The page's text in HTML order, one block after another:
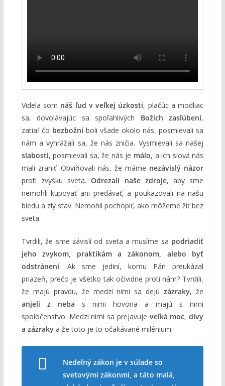
Videla som náš ľud v veľkej úzkosti, plačúc a modliac
sa, dovolávajúc sa spoľahlivých Božích zasľúbení,
zatiaľ čo bezbožníboli všade okolo nás, posmievali sa
nám a vyhrážali sa, že nás zničia. Vysmievali sa našej
slabosti, posmievali sa, že nás je málo, a ich slová nás
mali zraniť. Obviňovali nás, že máme nezávislý názor
proti zvyšku sveta.Odrezali naše zdroje, aby sme
nemohli kupovať ani predávať, a poukazovali na našu
biedu a zlý stav. Nemohli pochopiť, ako môžeme žiť bez
sveta.
Tvrdili, že sme závislí od sveta a musíme sa podriadiť
jeho zvykom, praktikám a zákonom, alebo byť
odstránení. Ak sme jediní, komu Pán preukázal
priazeň, prečo je všetko tak očividne proti nám? Tvrdili,
že majú pravdu, že medzi nimi sa dejúzázraky, že
anjeli z neba s nimi hovoria a majú s nimi
spoločenstvo. Medzi nimi sa prejavuje veľká moc, divy
a zázrakya že toto je to očakávané milénium.
Nedeľný zákon je v súlade so
svetovými zákonmi, a táto malá,